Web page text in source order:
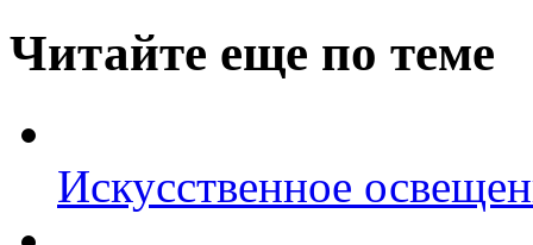
Читайте еще по теме
Искусственное